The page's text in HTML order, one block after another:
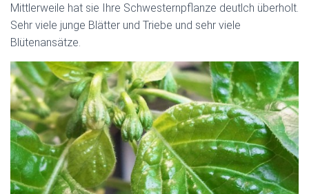
Mittlerweile hat sie Ihre Schwesternpflanze deutlch überholt.
Sehr viele junge Blätter und Triebe und sehr viele
Blütenansätze.